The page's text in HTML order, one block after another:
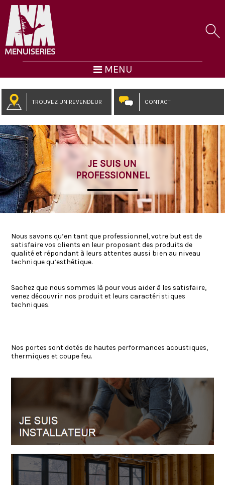
MENU
TROUVEZ UN REVENDEUR CONTACT
JE SUIS UN
PROFESSIONNEL
Nous savons qu’en tant que professionnel, votre but est de
satisfaire vos clients en leur proposant des produits de
qualité et répondant à leurs attentes aussi bien au niveau
technique qu’esthétique.
Sachez que nous sommes là pour vous aider à les satisfaire,
venez découvrir nos produit et leurs caractéristiques
techniques.
Nos portes sont dotés de hautes performances acoustiques,
thermiques et coupe feu.